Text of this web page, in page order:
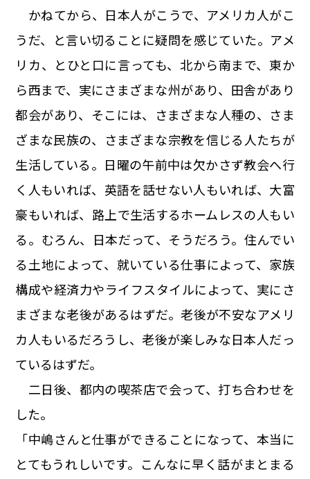
かねてから、日本人がこうで、アメリカ人がこ
うだ、と言い切ることに疑問を感じていた。アメ
リカ、とひと口に言っても、北から南まで、東か
ら西まで、実にさまざまな州があり、田舎があり
都会があり、そこには、さまざまな人種の、さま
ざまな民族の、さまざまな宗教を信じる人たちが
生活している。日曜の午前中は欠かさず教会へ行
く人もいれば、英語を話せない人もいれば、大富
豪もいれば、路上で生活するホームレスの人もい
る。むろん、日本だって、そうだろう。住んでい
る土地によって、就いている仕事によって、家族
構成や経済力やライフスタイルによって、実にさ
まざまな老後があるはずだ。老後が不安なアメリ
カ人もいるだろうし、老後が楽しみな日本人だっ
ているはずだ。
二日後、都内の喫茶店で会って、打ち合わせを
した。
「中嶋さんと仕事ができることになって、本当に
とてもうれしいです。こんなに早く話がまとまる